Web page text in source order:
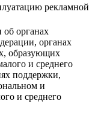
рекламной
органах
органах
образующих
и среднего
поддержки,
и
и среднего